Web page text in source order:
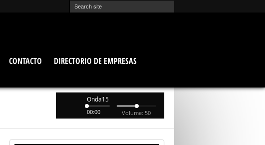
CONTACTO
DIRECTORIO DE EMPRESAS
Onda15
00:00 Volume: 50